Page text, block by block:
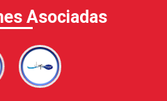
Asociadas